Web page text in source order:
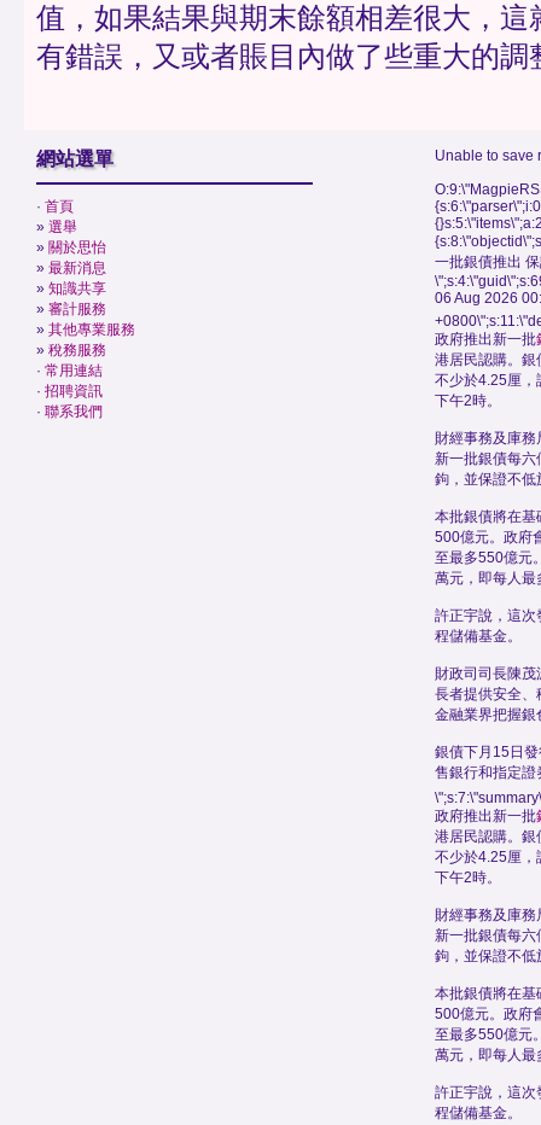
值，如果結果與期末餘額相差很大，這
有錯誤，又或者賬目內做了些重大的調
網站選單
· 首頁
» 選舉
» 關於思怡
» 最新消息
» 知識共享
» 審計服務
» 其他專業服務
» 稅務服務
· 常用連結
· 招聘資訊
· 聯系我們
Unable to save
一批銀債推出
06 Aug 2026
政府推出新一批
港居民認購。銀
不少於4.25厘，
下午2時。
財經事務及庫務
新一批銀債每六
鉤，並保證不低
本批銀債將在基
500億元。政府
至最多550億元
萬元，即每人
許正宇說，這次
程儲備基金。
財政司司長陳茂
長者提供安全、
金融業界把握銀
銀債下月15日
售銀行和指定證
政府推出新一批
港居民認購。銀
不少於4.25厘，
下午2時。
財經事務及庫務
新一批銀債每六
鉤，並保證不低
本批銀債將在基
500億元。政府
至最多550億元
萬元，即每人
許正宇說，這次
程儲備基金。